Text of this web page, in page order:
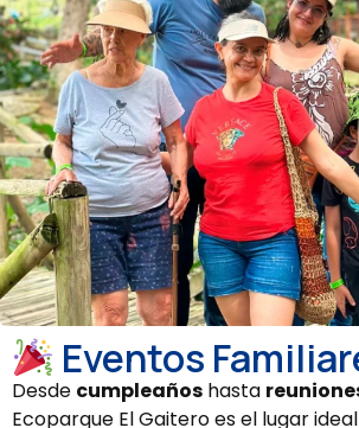
Eventos
Desde cumpleaños hasta
Ecoparque El Gaitero es el lugar